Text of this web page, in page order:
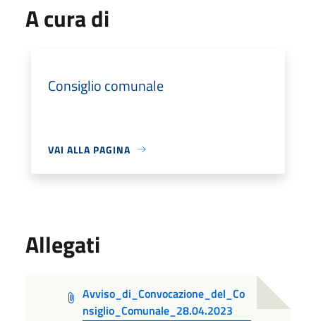
A cura di
Consiglio comunale
VAI ALLA PAGINA
Allegati
Avviso_di_Convocazione_del_Co
nsiglio_Comunale_28.04.2023